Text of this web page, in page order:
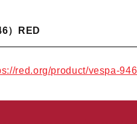
）RED
red.org/product/vespa-